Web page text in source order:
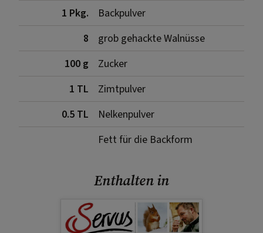
1 Pkg.
Backpulver
8
grob gehackte Walnüsse
100 g
Zucker
1 TL
Zimtpulver
0.5 TL
Nelkenpulver
Fett für die Backform
Enthalten in